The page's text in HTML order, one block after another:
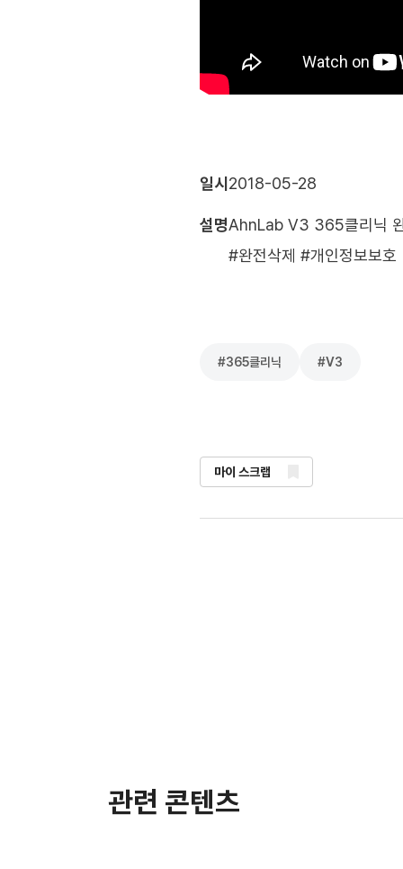
일시
설명
2018-05-28
AhnLab V3 365클리닉
#완전삭제 #개인정보보호
#365클리닉 #V3
마이 스크랩
관련 콘텐츠